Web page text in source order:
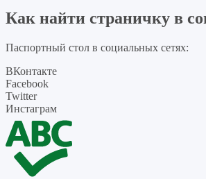
Как найти страничку в
Паспортный стол в социальных сетях:
ВКонтакте
Facebook
Twitter
Инстаграм